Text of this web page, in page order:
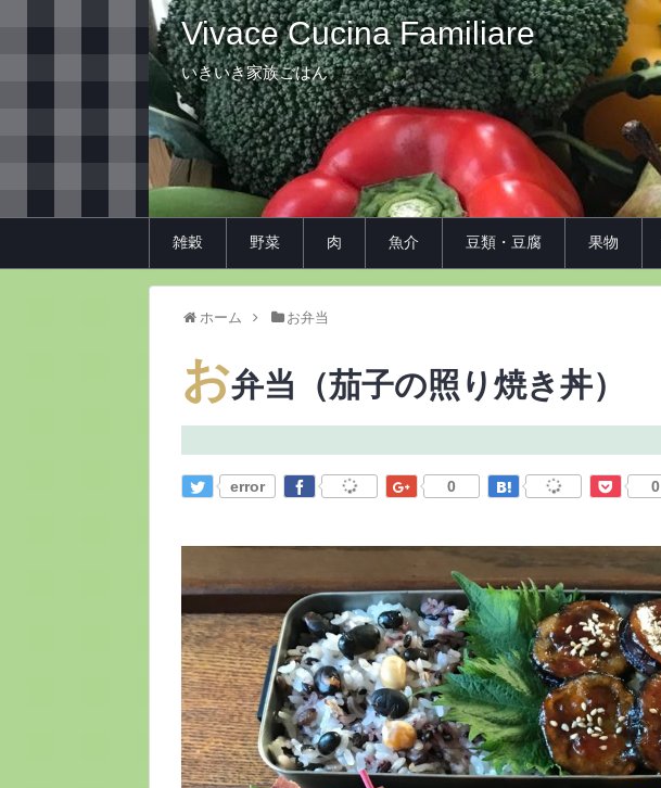
Vivace Cucina Familiare
いきいき家族ごはん
雑穀 野菜 肉 魚介 豆類・豆腐 果物
ホーム お弁当
お弁当（茄子の照り焼き丼）
error 0 0